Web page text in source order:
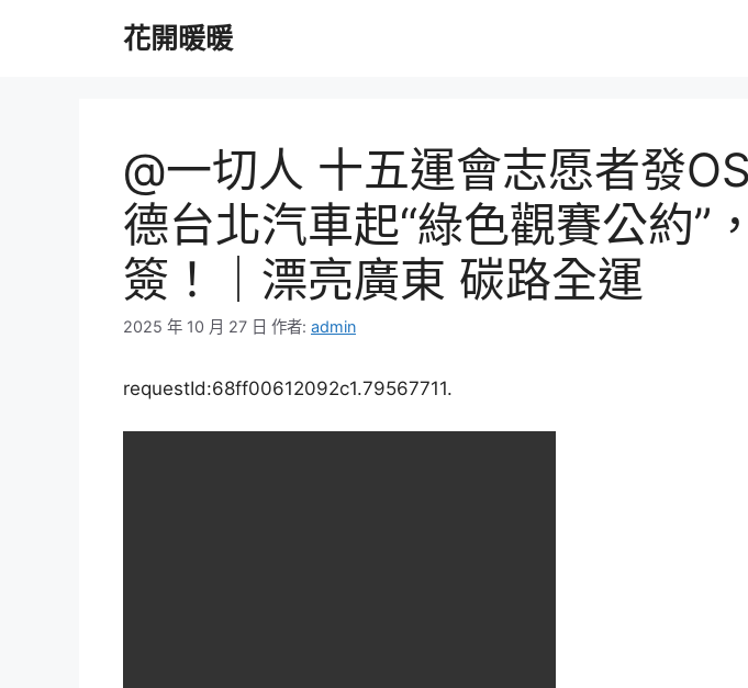
花開暖暖
@一切人 十五運會志愿者發
德台北汽車起“綠色觀賽公約”
簽！｜漂亮廣東 碳路全運
2025 年 10 月 27 日 作者: admin
requestId:68ff00612092c1.79567711.